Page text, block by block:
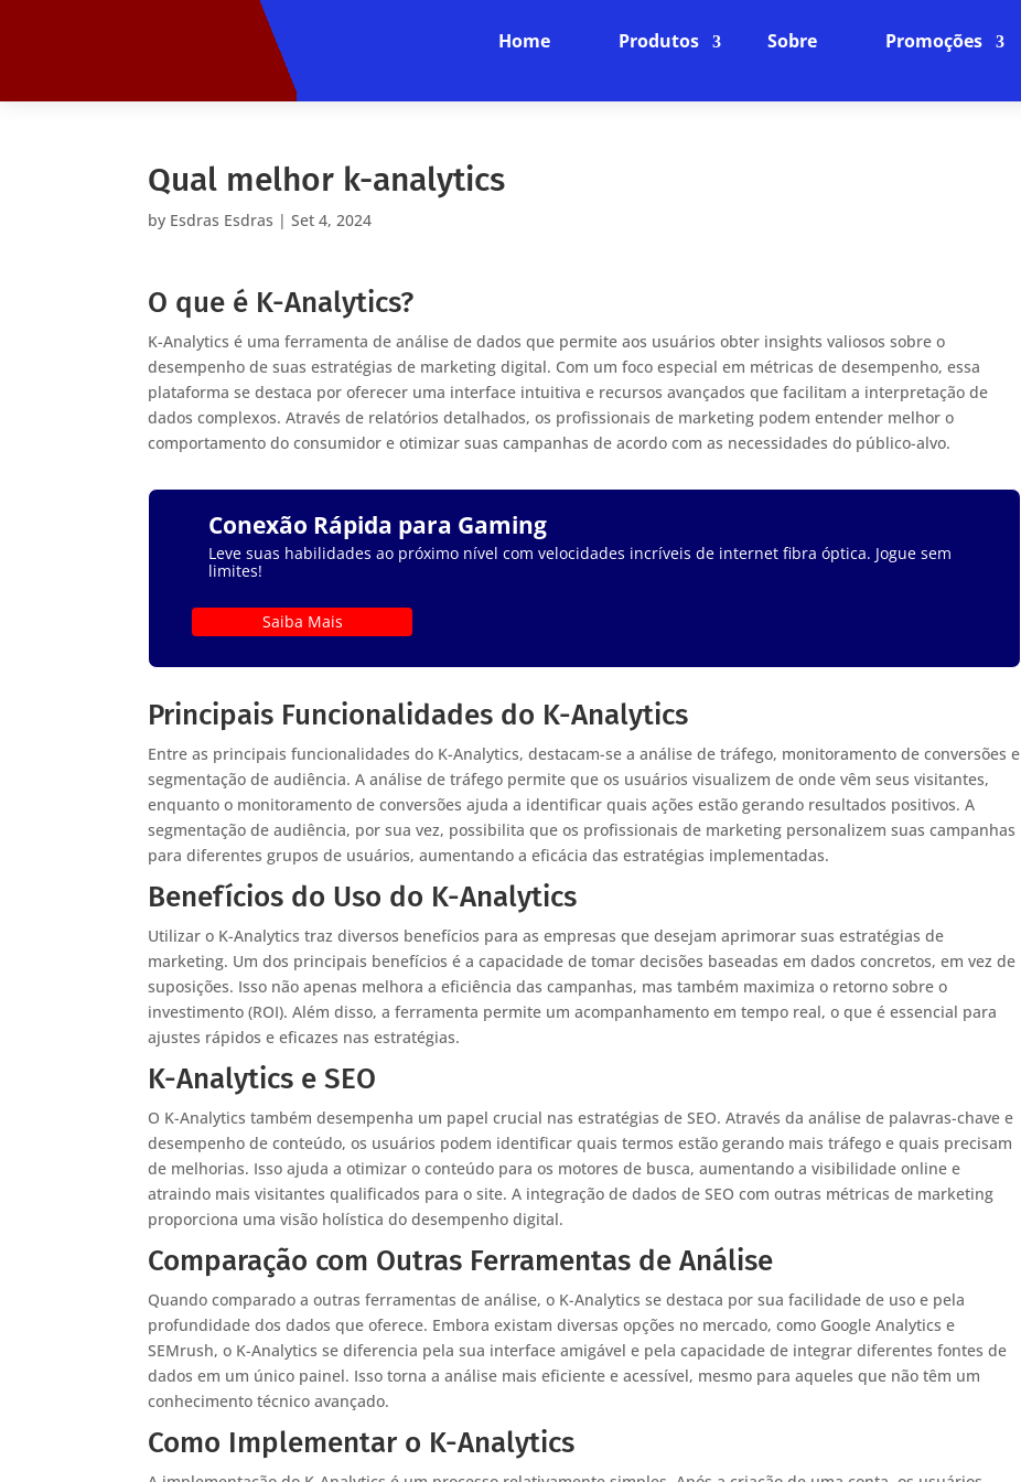
Home Produtos Sobre Promoções
Qual melhor k-analytics
by Esdras Esdras |Set 4, 2024
O que é K-Analytics?
K-Analytics é uma ferramenta de análise de dados que permite aos usuários obter insights valiosos sobre o
desempenho de suas estratégias de marketing digital. Com um foco especial em métricas de desempenho, essa
plataforma se destaca por oferecer uma interface intuitiva e recursos avançados que facilitam a interpretação de
dados complexos. Através de relatórios detalhados, os profissionais de marketing podem entender melhor o
comportamento do consumidor e otimizar suas campanhas de acordo com as necessidades do público-alvo.
Conexão Rápida para Gaming
Leve suas habilidades ao próximo nível com velocidades incríveis de internet fibra óptica. Jogue sem
limites!
Saiba Mais
Principais Funcionalidades do K-Analytics
Entre as principais funcionalidades do K-Analytics, destacam-se a análise de tráfego, monitoramento de conversões e
segmentação de audiência. A análise de tráfego permite que os usuários visualizem de onde vêm seus visitantes,
enquanto o monitoramento de conversões ajuda a identificar quais ações estão gerando resultados positivos. A
segmentação de audiência, por sua vez, possibilita que os profissionais de marketing personalizem suas campanhas
para diferentes grupos de usuários, aumentando a eficácia das estratégias implementadas.
Benefícios do Uso do K-Analytics
Utilizar o K-Analytics traz diversos benefícios para as empresas que desejam aprimorar suas estratégias de
marketing. Um dos principais benefícios é a capacidade de tomar decisões baseadas em dados concretos, em vez de
suposições. Isso não apenas melhora a eficiência das campanhas, mas também maximiza o retorno sobre o
investimento (ROI). Além disso, a ferramenta permite um acompanhamento em tempo real, o que é essencial para
ajustes rápidos e eficazes nas estratégias.
K-Analytics e SEO
O K-Analytics também desempenha um papel crucial nas estratégias de SEO. Através da análise de palavras-chave e
desempenho de conteúdo, os usuários podem identificar quais termos estão gerando mais tráfego e quais precisam
de melhorias. Isso ajuda a otimizar o conteúdo para os motores de busca, aumentando a visibilidade online e
atraindo mais visitantes qualificados para o site. A integração de dados de SEO com outras métricas de marketing
proporciona uma visão holística do desempenho digital.
Comparação com Outras Ferramentas de Análise
Quando comparado a outras ferramentas de análise, o K-Analytics se destaca por sua facilidade de uso e pela
profundidade dos dados que oferece. Embora existam diversas opções no mercado, como Google Analytics e
SEMrush, o K-Analytics se diferencia pela sua interface amigável e pela capacidade de integrar diferentes fontes de
dados em um único painel. Isso torna a análise mais eficiente e acessível, mesmo para aqueles que não têm um
conhecimento técnico avançado.
Como Implementar o K-Analytics